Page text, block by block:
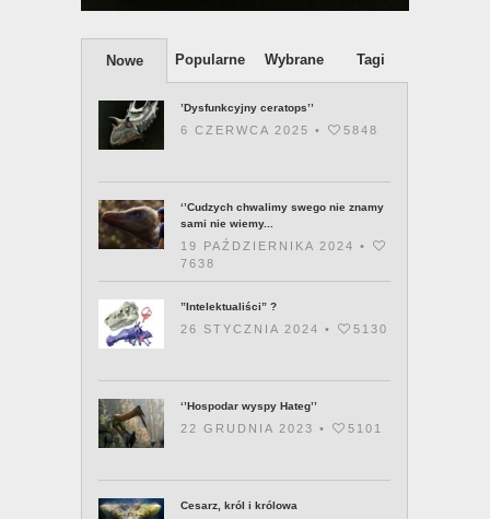
Nowe Popularne Wybrane Tagi
’Dysfunkcyjny ceratops’’
6 CZERWCA 2025 • 5848
‘’Cudzych chwalimy swego nie znamy
sami nie wiemy...
19 PAŹDZIERNIKA 2024 •
7638
”Intelektualiści” ?
26 STYCZNIA 2024 • 5130
‘’Hospodar wyspy Hateg’’
22 GRUDNIA 2023 • 5101
Cesarz, król i królowa